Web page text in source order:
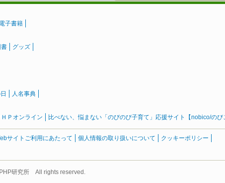
子書籍
グッズ
人名事典
ＨＰオンライン 比べない、悩まない「のびのび子育て」応援サイト【nobico/のび
サイトご利用にあたって 個人情報の取り扱いについて
クッキーポリシー
研究所 All rights reserved.